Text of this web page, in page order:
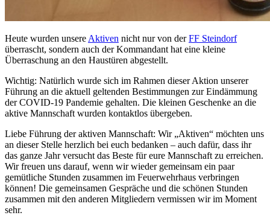
Heute wurden unsere Aktiven nicht nur von derFF Steindorf
überrascht, sondern auch der Kommandant hat eine kleine
Überraschung an den Haustüren abgestellt.
Wichtig: Natürlich wurde sich im Rahmen dieser Aktion unserer
Führung an die aktuell geltenden Bestimmungen zur Eindämmung
der COVID-19 Pandemie gehalten. Die kleinen Geschenke an die
aktive Mannschaft wurden kontaktlos übergeben.
Liebe Führung der aktiven Mannschaft: Wir „Aktiven“ möchten uns
an dieser Stelle herzlich bei euch bedanken – auch dafür, dass ihr
das ganze Jahr versucht das Beste für eure Mannschaft zu erreichen.
Wir freuen uns darauf, wenn wir wieder gemeinsam ein paar
gemütliche Stunden zusammen im Feuerwehrhaus verbringen
können! Die gemeinsamen Gespräche und die schönen Stunden
zusammen mit den anderen Mitgliedern vermissen wir im Moment
sehr.